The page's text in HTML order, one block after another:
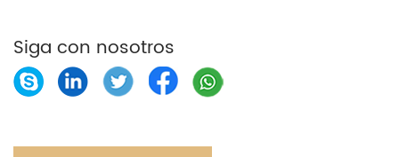
Siga con nosotros